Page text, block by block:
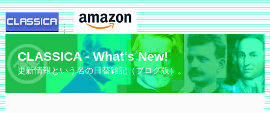
CLASSICA - What's New!
更新情報という名の日替雑記（ブログ版）。